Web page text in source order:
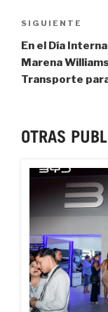
Next
Post
SIGUIENTE
En el Día
Marena
Transporte
OTRAS